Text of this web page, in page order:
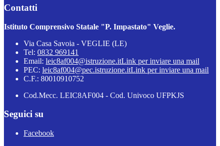
Contatti
Istituto Comprensivo Statale "P. Impastato" Veglie.
Via Casa Savoia - VEGLIE (LE)
Tel: 0832 969141
Email: leic8af004@istruzione.itLink per inviare una mail
PEC: leic8af004@pec.istruzione.itLink per inviare una mail
C.F.: 80010910752
Cod.Mecc. LEIC8AF004 - Cod. Univoco UFPKJS
Seguici su
Facebook